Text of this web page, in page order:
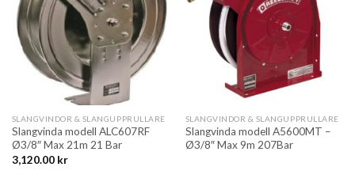
SLANGVINDOR & SLANGUPPRULLARE
Slangvinda modell ALC607RF
Ø3/8″ Max 21m 21 Bar
3,120.00 kr
SLANGVINDOR & SLANGUPPRULLARE
Slangvinda modell A5600MT –
Ø3/8″ Max 9m 207Bar